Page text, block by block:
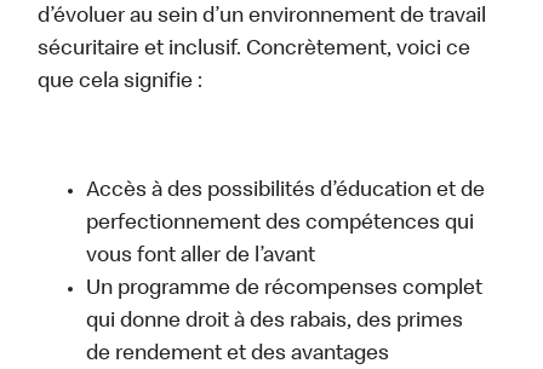
d’évoluer au sein d’un environnement de travail
sécuritaire et inclusif. Concrètement, voici ce
que cela signifie :
Accès à des possibilités d’éducation et de
perfectionnement des compétences qui
vous font aller de l’avant
Un programme de récompenses complet
qui donne droit à des rabais, des primes
de rendement et des avantages